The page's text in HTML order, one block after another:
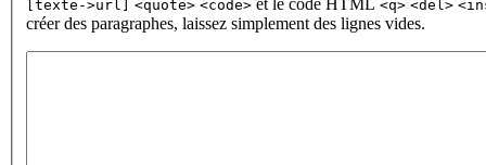
[texte->url] <quote> <code> <q> <del>
créer des paragraphes, laissez simplement des lignes vides.